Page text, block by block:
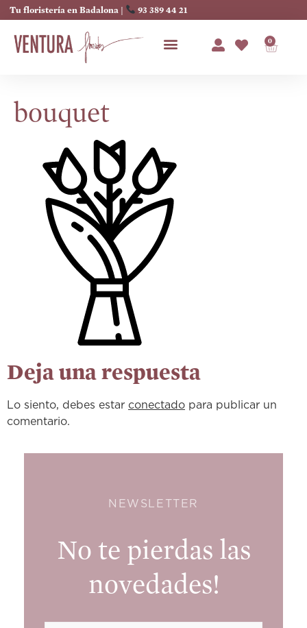
Tu floristería en Badalona | 93 389 44 21
0
bouquet
Deja una respuesta
Lo siento, debes estar conectado para publicar un
comentario.
NEWSLETTER
No te pierdas las
novedades!